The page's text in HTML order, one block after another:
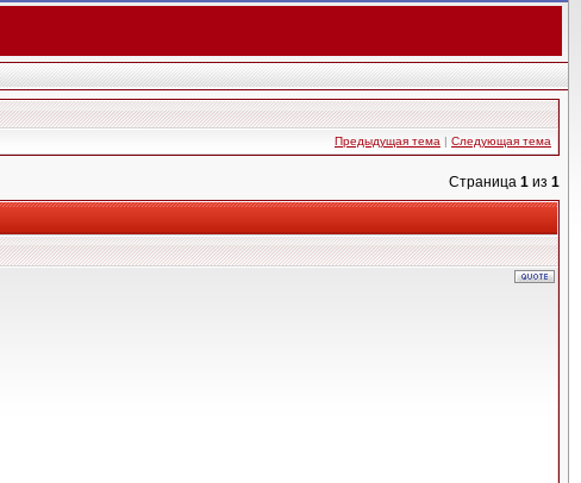
Предыдущая тема | Следующая тема
Страница 1 из 1